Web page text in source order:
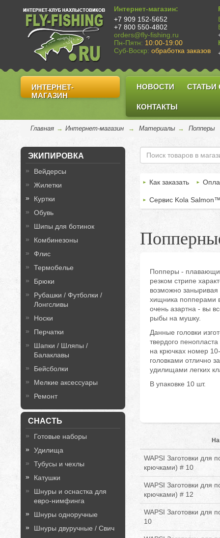
Интернет-магазин:
+7 909 152-5652
+7 800 550-4802
orders@fly-fishing.ru
Пн-Пятн: 10:00-19:00
Суб-Воскр: обработка заказов
ИНТЕРНЕТ-
МАГАЗИН
НОВОСТИ СТАТЬИ
КОНТАКТЫ
Главная → Интернет-магазин → Материалы → Попперы
ЭКИПИРОВКА
Вейдерсы
Жилетки
Куртки
Обувь
Шипы для ботинок
Комбинезоны
Флис
Термобелье
Брюки
Рубашки / Футболки /
Лонгсливы
Носки
Перчатки
Шапки / Шляпы /
Балаклавы
Бейсболки
Мелкие аксессуары
Ремонт
СНАСТЬ
Готовые наборы
Удилища
Тубусы и чехлы
Катушки
Шнуры и оснастка для
евро-нимфинга
Шнуры одноручные
Шнуры двуручные / Свич
Как заказать
Сервис Kola
Попперы -
резком стрипе
возможно заныривая
хищника попперами
очень азартна - вы
рыбы на мушку.
Данные головки
твердого
на крючках номер
головками отлично
удилищами легких
В упаковке 10 шт.
WAPSI Заготовки для
крючками) # 10
WAPSI Заготовки для
крючками) # 12
WAPSI Заготовки для
10